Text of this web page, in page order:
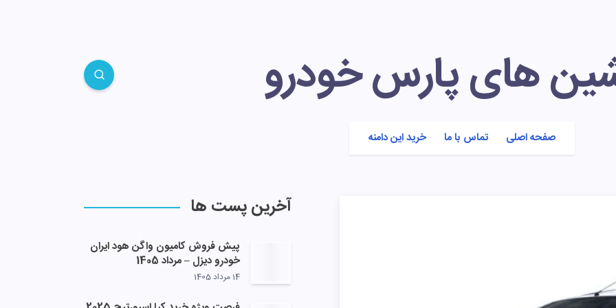
های پارس خودرو
صفحه اصلی تماس با ما خرید این دامنه
آخرین پست ها
پیش فروش کامیون واگن هود ایران
خودرو دیزل – مرداد 1405
14 مرداد 1405